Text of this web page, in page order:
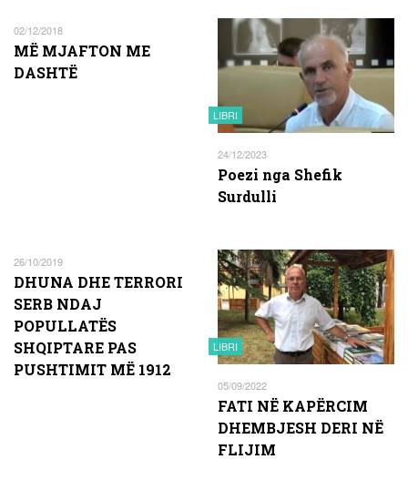
02/12/2018
MË MJAFTON ME
DASHTË
LIBRI
24/12/2023
Poezi nga Shefik
Surdulli
26/10/2019
DHUNA DHE TERRORI
SERB NDAJ
POPULLATËS
SHQIPTARE PAS
PUSHTIMIT MË 1912
LIBRI
05/09/2022
FATI NË KAPËRCIM
DHEMBJESH DERI NË
FLIJIM